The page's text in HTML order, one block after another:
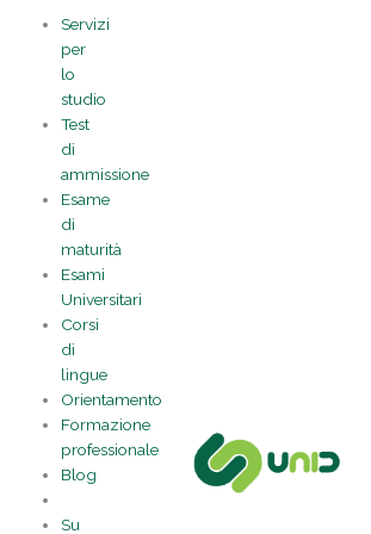
contenuto
Servizi
per
lo
studio
Test
di
ammissione
Esame
di
maturità
Esami
Universitari
Corsi
di
lingue
Orientamento
Formazione
professionale
Blog
Su